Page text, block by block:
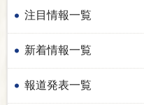
注目情報一覧
新着情報一覧
報道発表一覧